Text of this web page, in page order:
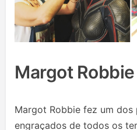
Margot Robbie
Margot Robbie fez um dos
engraçados de todos os